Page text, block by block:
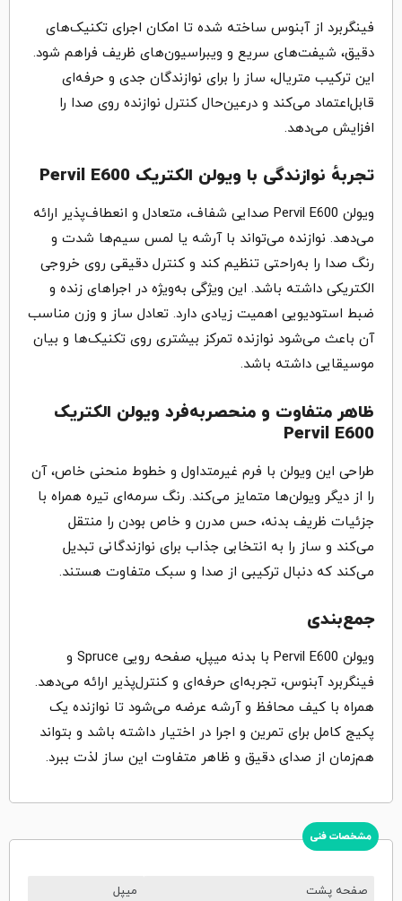
فینگربرد از آبنوس ساخته شده تا امکان اجرای تکنیک‌های
دقیق، شیفت‌های سریع و ویبراسیون‌های ظریف فراهم شود.
این ترکیب متریال، ساز را برای نوازندگان جدی و حرفه‌ای
قابل‌اعتماد می‌کند و درعین‌حال کنترل نوازنده روی صدا را
افزایش می‌دهد.
تجربهٔ نوازندگی با ویولن الکتریک Pervil E600
ویولن Pervil E600 صدایی شفاف، متعادل و انعطاف‌پذیر ارائه
می‌دهد. نوازنده می‌تواند با آرشه یا لمس سیم‌ها شدت و
رنگ صدا را به‌راحتی تنظیم کند و کنترل دقیقی روی خروجی
الکتریکی داشته باشد. این ویژگی به‌ویژه در اجراهای زنده و
ضبط استودیویی اهمیت زیادی دارد. تعادل ساز و وزن مناسب
آن باعث می‌شود نوازنده تمرکز بیشتری روی تکنیک‌ها و بیان
موسیقایی داشته باشد.
ظاهر متفاوت و منحصربه‌فرد ویولن الکتریک
Pervil E600
طراحی این ویولن با فرم غیرمتداول و خطوط منحنی خاص، آن
را از دیگر ویولن‌ها متمایز می‌کند. رنگ سرمه‌ای تیره همراه با
جزئیات ظریف بدنه، حس مدرن و خاص بودن را منتقل
می‌کند و ساز را به انتخابی جذاب برای نوازندگانی تبدیل
می‌کند که دنبال ترکیبی از صدا و سبک متفاوت هستند.
جمع‌بندی
ویولن Pervil E600 با بدنه میپل، صفحه رویی Spruce و
فینگربرد آبنوس، تجربه‌ای حرفه‌ای و کنترل‌پذیر ارائه می‌دهد.
همراه با کیف محافظ و آرشه عرضه می‌شود تا نوازنده یک
پکیج کامل برای تمرین و اجرا در اختیار داشته باشد و بتواند
هم‌زمان از صدای دقیق و ظاهر متفاوت این ساز لذت ببرد.
مشخصات فنی
صفحه پشت میپل